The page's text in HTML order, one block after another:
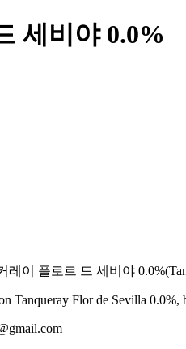
세비야 0.0%
레이 플로르 드 세비야 0.0%(
Tanqueray Flor de Sevilla 0.0%,